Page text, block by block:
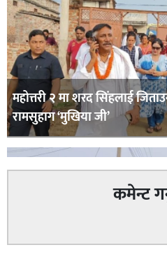
महोत्तरी २ मा शरद सिंहलाई
रामसुहाग ‘मुखिया जी’
कमेन्ट